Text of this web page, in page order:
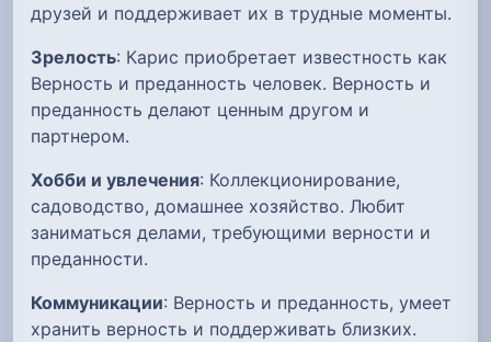
друзей и поддерживает их в трудные моменты.
Зрелость: Карис приобретает известность как
Верность и преданность человек. Верность и
преданность делают ценным другом и
партнером.
Хобби и увлечения: Коллекционирование,
садоводство, домашнее хозяйство. Любит
заниматься делами, требующими верности и
преданности.
Коммуникации: Верность и преданность, умеет
хранить верность и поддерживать близких.